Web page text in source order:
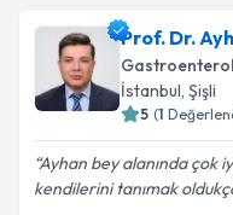
Prof. Dr.
İstanbul, Şişli
5 (1
Ayhan bey alanında çok
kendilerini tanımak